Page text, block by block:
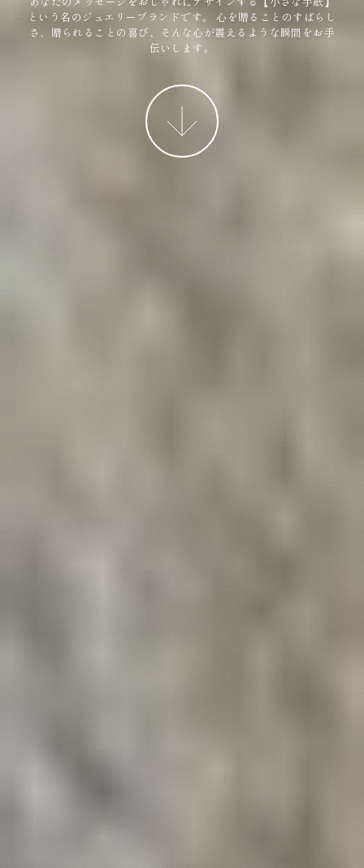
という名のジュエリーブランドです。
心を贈ることのすばらし
さ、贈られることの喜び、そんな心が震えるような瞬間をお手
伝いします。